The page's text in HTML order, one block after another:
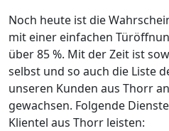
Noch heute ist die
mit einer einfachen
über 85 %. Mit der Zeit ist
selbst und so auch die Liste
unseren Kunden aus Thorr
gewachsen. Folgende
Klientel aus Thorr leisten: